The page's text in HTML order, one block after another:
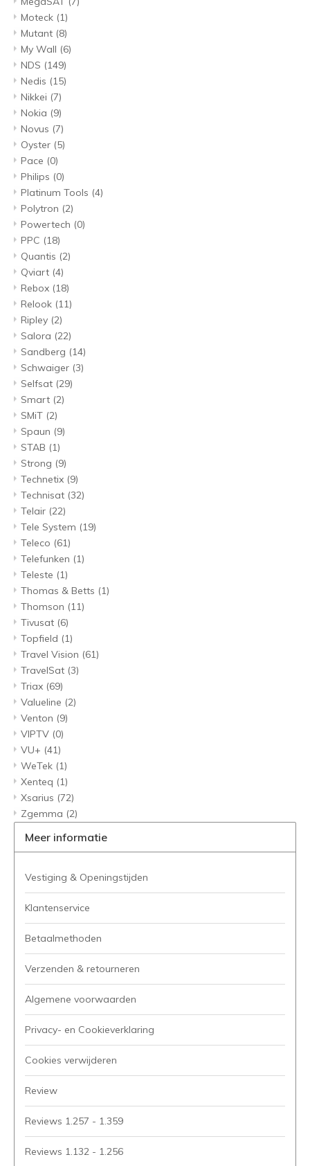
Moteck (1)
Mutant (8)
My Wall (6)
NDS (149)
Nedis (15)
Nikkei (7)
Nokia (9)
Novus (7)
Oyster (5)
Pace (0)
Philips (0)
Platinum Tools (4)
Polytron (2)
Powertech (0)
PPC (18)
Quantis (2)
Qviart (4)
Rebox (18)
Relook (11)
Ripley (2)
Salora (22)
Sandberg (14)
Schwaiger (3)
Selfsat (29)
Smart (2)
SMiT (2)
Spaun (9)
STAB (1)
Strong (9)
Technetix (9)
Technisat (32)
Telair (22)
Tele System (19)
Teleco (61)
Telefunken (1)
Teleste (1)
Thomas & Betts (1)
Thomson (11)
Tivusat (6)
Topfield (1)
Travel Vision (61)
TravelSat (3)
Triax (69)
Valueline (2)
Venton (9)
VIPTV (0)
VU+ (41)
WeTek (1)
Xenteq (1)
Xsarius (72)
Zgemma (2)
Meer informatie
Vestiging & Openingstijden
Klantenservice
Betaalmethoden
Verzenden & retourneren
Algemene voorwaarden
Privacy- en Cookieverklaring
Cookies verwijderen
Review
Reviews 1.257 - 1.359
Reviews 1.132 - 1.256